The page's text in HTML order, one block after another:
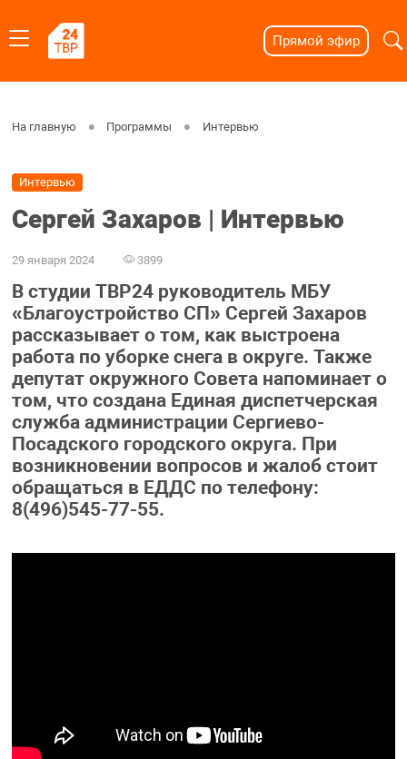
Прямой эфир
На главную Программы Интервью
Интервью
Сергей Захаров | Интервью
29 января 2024 3899
В студии ТВР24 руководитель МБУ
«Благоустройство СП» Сергей Захаров
рассказывает о том, как выстроена
работа по уборке снега в округе. Также
депутат окружного Совета напоминает о
том, что создана Единая диспетчерская
служба администрации Сергиево-
Посадского городского округа. При
возникновении вопросов и жалоб стоит
обращаться в ЕДДС по телефону:
8(496)545-77-55.